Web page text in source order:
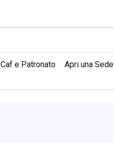
Caf e Patronato Apri una Sede